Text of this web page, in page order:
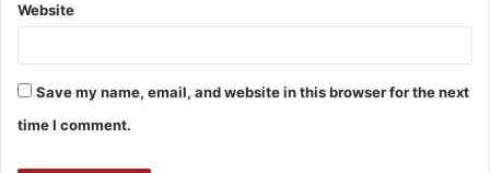
Website
Save my name, email, and website in this browser for the next
time I comment.